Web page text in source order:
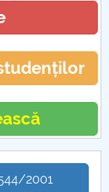
electronic
2001